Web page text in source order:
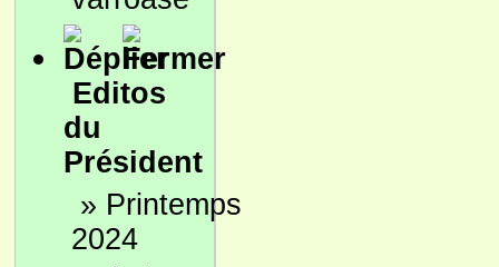
Editos
du
Président
» Printemps
2024